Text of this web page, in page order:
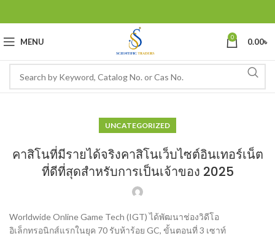
MENU 0 0.00৳
UNCATEGORIZED
คาสิโนที่มีรายได้จริงคาสิโนเว็บไซต์อินเทอร์เน็ต
ที่ดีที่สุดสำหรับการเป็นเจ้าของ 2025
Worldwide Online Game Tech (IGT) ได้พัฒนาช่องวิดีโอ
อิเล็กทรอนิกส์แรกในยุค 70 รับห้าร้อย GC, ขั้นตอนที่ 3 เซาท์